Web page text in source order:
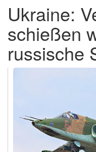
Ukraine:
schießen
russische